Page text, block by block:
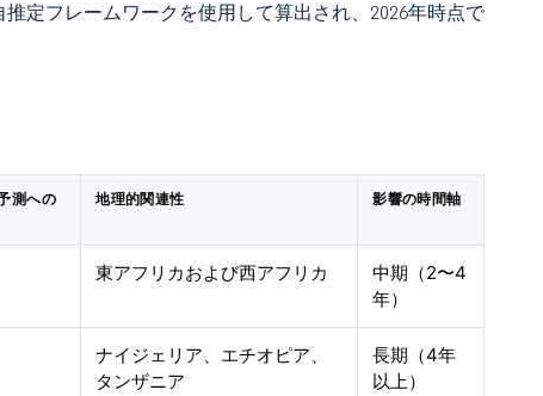
定フレームワークを使用して算出され、2026年時点で
測への
地理的関連性 影響の時間軸
東アフリカおよび西アフリカ
中期（2〜4
年）
ナイジェリア、エチオピア、
タンザニア
長期（4年
以上）